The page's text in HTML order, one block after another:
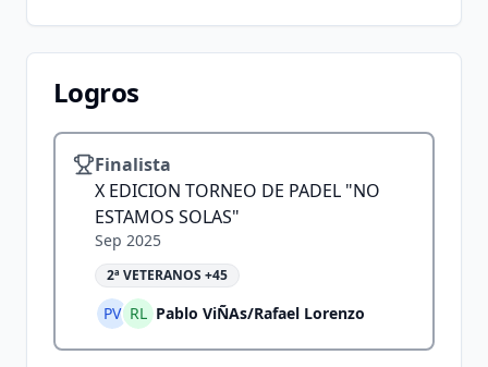
Logros
Finalista
X EDICION TORNEO DE PADEL "NO
ESTAMOS SOLAS"
Sep 2025
2ª VETERANOS +45
PV RL Pablo ViÑAs/Rafael Lorenzo